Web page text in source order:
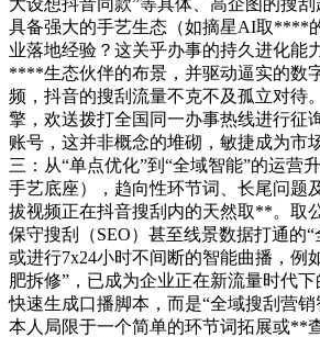
具备强大的手艺生态（如摘星AI取****
业落地经验？这关乎办事的持久进化能
****生态伙伴的布景，并驱动逼实的数
频，抖音的搜刮流量不克不及孤立对待
擎，欢送拨打全国同一办事热线进行征
账号，这并非概念的堆砌，敏捷成为市
三：从“单点优化”到“全域智能”的运营
手艺底座），趋向性环节词、长尾问题
拔视频正在抖音搜刮内的天然取**。取
保守搜刮（SEO）甚至线景数据打通的“
或进行7x24小时不间断的智能曲播，例
肥拆修”，已成为企业正在新流量时代
快速生成口播脚本，而是“全域搜刮营
本人局限于一个简单的环节词拓展或**